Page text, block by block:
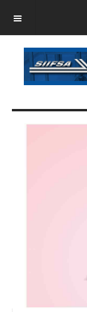
OFF CANVAS